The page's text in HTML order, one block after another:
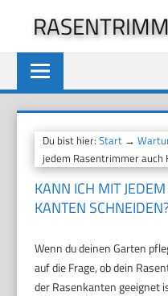
springen
Du bist hier:Start →
jedem Rasentrimmer auch
KANN ICH MIT
KANTEN
Wenn du deinen Garten
auf die Frage, ob dein
der Rasenkanten geeignet